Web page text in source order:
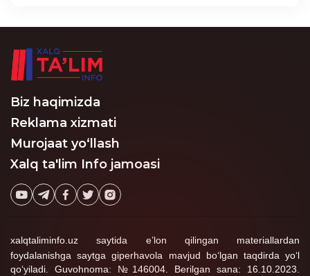
Biz haqimizda
Reklama xizmati
Murojaat yo‘llash
Xalq ta'lim Info jamoasi
xalqtaliminfo.uz saytida e’lon qilingan materiallardan
foydalanishga saytga giperhavola mavjud bo‘lgan taqdirda yo‘l
qo‘yiladi. Guvohnoma: №146004. Berilgan sana: 16.10.2023.